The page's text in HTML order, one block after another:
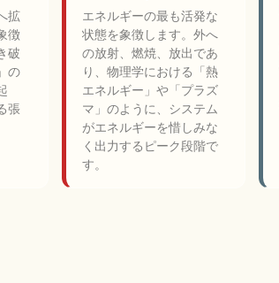
拡
徴
破
の
張
エネルギーの最も活発な
状態を象徴します。外へ
の放射、燃焼、放出であ
り、物理学における「熱
エネルギー」や「プラズ
マ」のように、システム
がエネルギーを惜しみな
く出力するピーク段階で
す。